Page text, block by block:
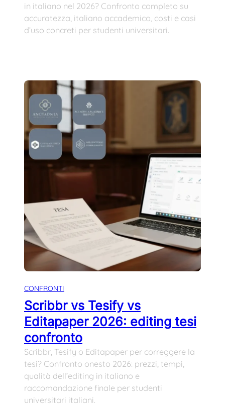
in italiano nel 2026? Confronto completo su
accuratezza, italiano accademico, costi e casi
d’uso concreti per studenti universitari.
CONFRONTI
Scribbr vs Tesify vs
Editapaper 2026: editing tesi
confronto
Scribbr, Tesify o Editapaper per correggere la
tesi? Confronto onesto 2026: prezzi, tempi,
qualità dell’editing in italiano e
raccomandazione finale per studenti
universitari italiani.